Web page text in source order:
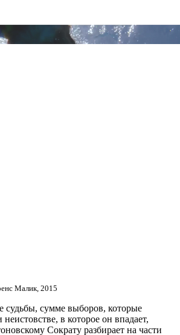
Малик, 2015
судьбы, сумме выборов, которые
в которое он впадает,
Сократу разбирает на части